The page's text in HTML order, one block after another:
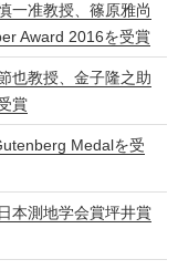
一准教授、篠原雅尚
Award 2016を受賞
也教授、金子隆之助
賞
Medalを受
本測地学会賞坪井賞